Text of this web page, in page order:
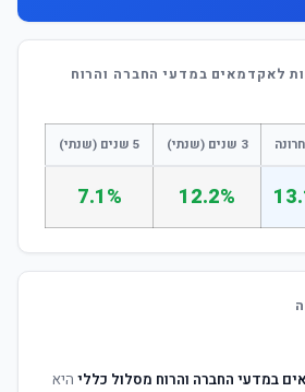
לאקדמאים במדעי החברה והרוח
3 שנים (שנתי) 5 שנים (שנתי)
12.2%
7.1%
במדעי החברה והרוח מסלול כללי היא